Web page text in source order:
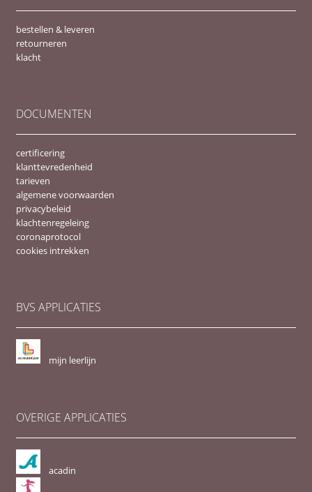
bestellen & leveren
retourneren
klacht
DOCUMENTEN
certificering
klanttevredenheid
tarieven
algemene voorwaarden
privacybeleid
klachtenregeleing
coronaprotocol
cookies intrekken
BVS APPLICATIES
mijn leerlijn
OVERIGE APPLICATIES
acadin